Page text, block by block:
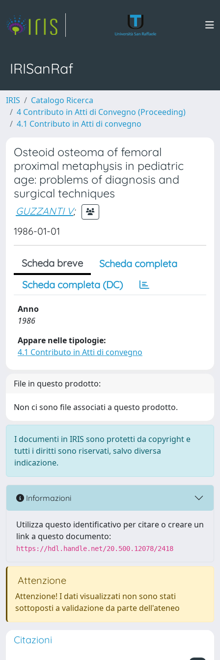
IRISanRaf
IRIS
Catalogo Ricerca
4 Contributo in Atti di Convegno (Proceeding)
4.1 Contributo in Atti di convegno
Osteoid osteoma of femoral
proximal metaphysis in pediatric
age: problems of diagnosis and
surgical techniques
GUZZANTI V;
1986-01-01
Scheda breve
Scheda completa
Scheda completa (DC)
Anno
1986
Appare nelle tipologie:
4.1 Contributo in Atti di convegno
File in questo prodotto:
Non ci sono file associati a questo prodotto.
I documenti in IRIS sono protetti da copyright e
tutti i diritti sono riservati, salvo diversa
indicazione.
Informazioni
Utilizza questo identificativo per citare o creare un
link a questo documento:
https://hdl.handle.net/20.500.12078/2418
Attenzione
Attenzione! I dati visualizzati non sono stati
sottoposti a validazione da parte dell'ateneo
Citazioni